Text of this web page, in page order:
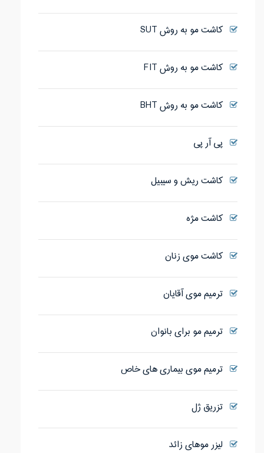
کاشت مو به روش SUT
کاشت مو به روش FIT
کاشت مو به روش BHT
پی آر پی
کاشت ریش و سیبیل
کاشت مژه
کاشت موی زنان
ترمیم موی آقایان
ترمیم مو برای بانوان
ترمیم موی بیماری های خاص
تزریق ژل
لیزر موهای زائد